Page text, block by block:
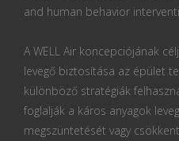
and human behavior
A WELL Air koncepciójának
levegő biztosítása az épület
különböző stratégiák
foglalják a káros anyagok
megszüntetését vagy